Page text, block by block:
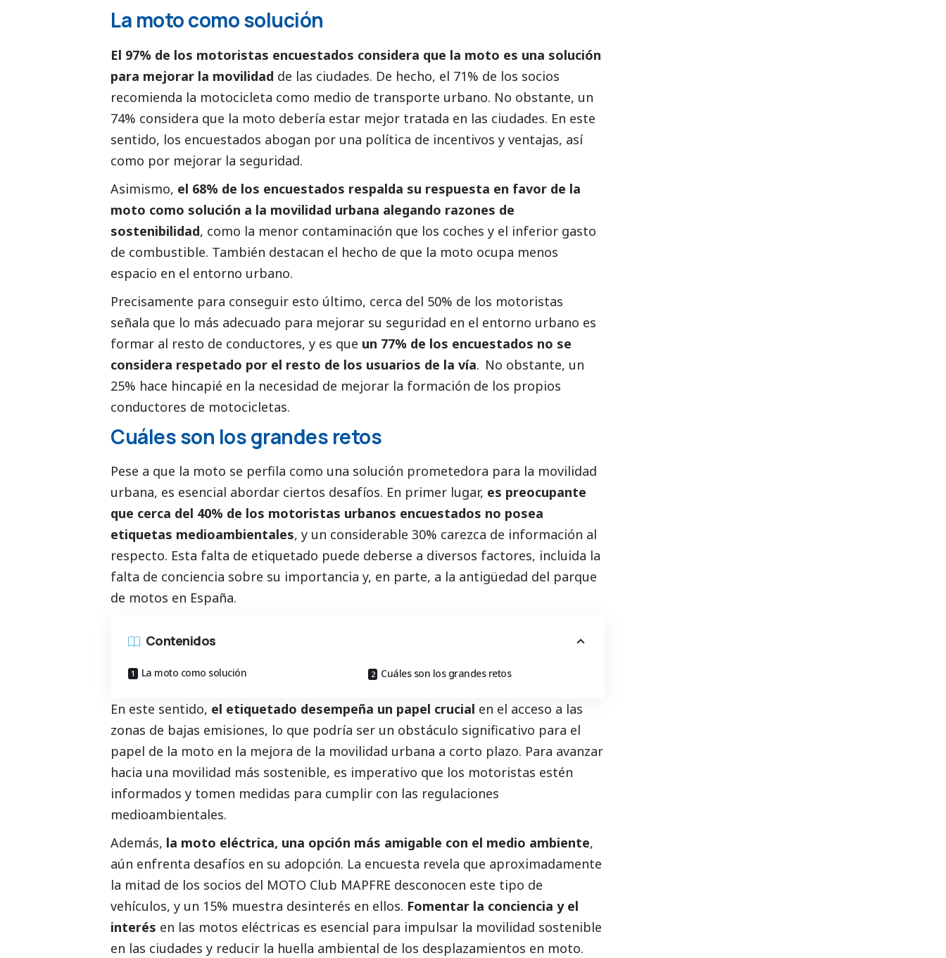
La moto como solución
El 97% de los motoristas encuestados considera que la moto es una solución
para mejorar la movilidad de las ciudades. De hecho, el 71% de los socios
recomienda la motocicleta como medio de transporte urbano. No obstante, un
74% considera que la moto debería estar mejor tratada en las ciudades. En este
sentido, los encuestados abogan por una política de incentivos y ventajas, así
como por mejorar la seguridad.
Asimismo, el 68% de los encuestados respalda su respuesta en favor de la
moto como solución a la movilidad urbana alegando razones de
sostenibilidad, como la menor contaminación que los coches y el inferior gasto
de combustible. También destacan el hecho de que la moto ocupa menos
espacio en el entorno urbano.
Precisamente para conseguir esto último, cerca del 50% de los motoristas
señala que lo más adecuado para mejorar su seguridad en el entorno urbano es
formar al resto de conductores, y es que un 77% de los encuestados no se
considera respetado por el resto de los usuarios de la vía. No obstante, un
25% hace hincapié en la necesidad de mejorar la formación de los propios
conductores de motocicletas.
Cuáles son los grandes retos
Pese a que la moto se perfila como una solución prometedora para la movilidad
urbana, es esencial abordar ciertos desafíos. En primer lugar, es preocupante
que cerca del 40% de los motoristas urbanos encuestados no posea
etiquetas medioambientales, y un considerable 30% carezca de información al
respecto. Esta falta de etiquetado puede deberse a diversos factores, incluida la
falta de conciencia sobre su importancia y, en parte, a la antigüedad del parque
de motos en España.
Contenidos
La moto como solución Cuáles son los grandes retos
En este sentido, el etiquetado desempeña un papel crucial en el acceso a las
zonas de bajas emisiones, lo que podría ser un obstáculo significativo para el
papel de la moto en la mejora de la movilidad urbana a corto plazo. Para avanzar
hacia una movilidad más sostenible, es imperativo que los motoristas estén
informados y tomen medidas para cumplir con las regulaciones
medioambientales.
Además, la moto eléctrica, una opción más amigable con el medio ambiente,
aún enfrenta desafíos en su adopción. La encuesta revela que aproximadamente
la mitad de los socios del MOTO Club MAPFRE desconocen este tipo de
vehículos, y un 15% muestra desinterés en ellos. Fomentar la conciencia y el
interés en las motos eléctricas es esencial para impulsar la movilidad sostenible
en las ciudades y reducir la huella ambiental de los desplazamientos en moto.